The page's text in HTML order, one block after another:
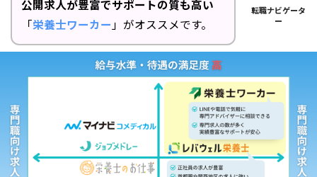
公開求人が豊富でサポートの質も高い
「栄養士ワーカー 」がオススメです。
転職ナビゲータ
ー